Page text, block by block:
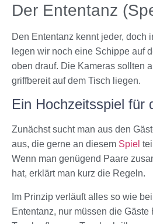
Der Ententanz
Den Ententanz kennt jeder, doch
legen wir noch eine Schippe auf
oben drauf. Die Kameras sollten
griffbereit auf dem Tisch liegen.
Ein Hochzeitsspiel für
Zunächst sucht man aus den
aus, die gerne an diesem Spiel
Wenn man genügend Paare
hat, erklärt man kurz die Regeln.
Im Prinzip verläuft alles so wie
Ententanz, nur müssen die Gäste